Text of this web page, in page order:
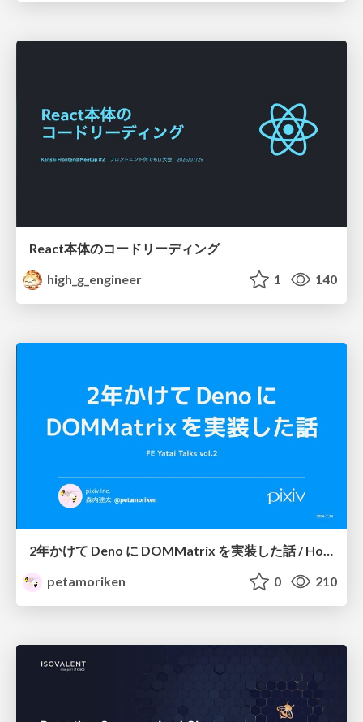
React本体のコードリーディング
high_g_engineer
1 140
2年かけて Deno に DOMMatrix を実装した話 / How I implemented DOMMatrix in Deno over two years
petamoriken
0 210